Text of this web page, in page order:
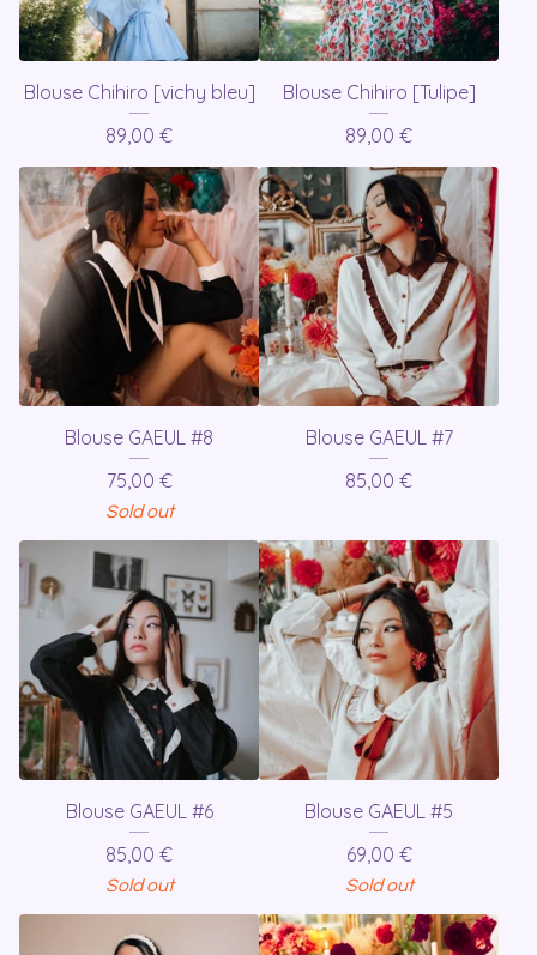
Blouse Chihiro [vichy bleu]
89,00 €
Blouse Chihiro [Tulipe]
89,00 €
Blouse GAEUL #8
75,00 €
Sold out
Blouse GAEUL #7
85,00 €
Blouse GAEUL #6
85,00 €
Sold out
Blouse GAEUL #5
69,00 €
Sold out